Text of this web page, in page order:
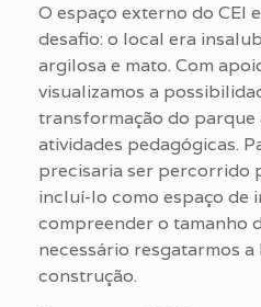
O espaço externo do CEI
desafio: o local era
argilosa e mato. Com
visualizamos a
transformação do parque
atividades pedagógicas.
precisaria ser percorrido
incluí-lo como espaço de
compreender o tamanho
necessário resgatarmos a
construção.